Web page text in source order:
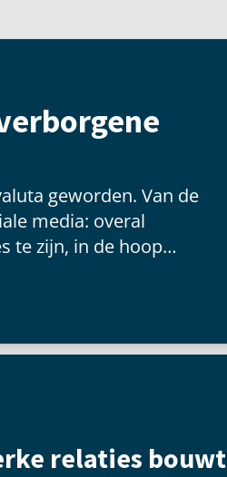
geworden. Van de
media: overal
te zijn, in de hoop
publiek kunnen
relaties bouwt